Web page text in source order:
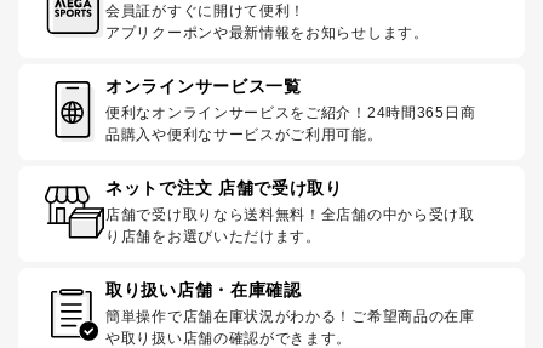
会員証がすぐに開けて便利！
アプリクーポンや最新情報をお知らせします。
オンラインサービス一覧
便利なオンラインサービスをご紹介！24時間365日商
品購入や便利なサービスがご利用可能。
ネットで注文 店舗で受け取り
店舗で受け取りなら送料無料！全店舗の中から受け取
り店舗をお選びいただけます。
取り扱い店舗・在庫確認
簡単操作で店舗在庫状況がわかる！ご希望商品の在庫
や取り扱い店舗の確認ができます。